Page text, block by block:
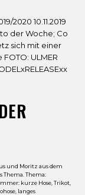
2020 10.11.2019
der Woche; Co
sich mit einer
ULMER
und Moritz aus dem
Thema. Thema:
kurze Hose, Trikot,
langes